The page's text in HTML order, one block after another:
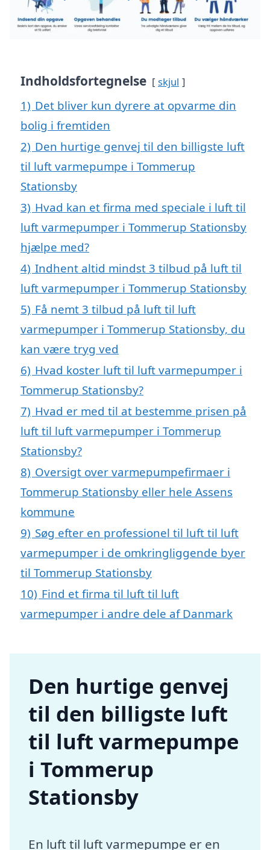
Indholdsfortegnelse skjul
1) Det bliver kun dyrere at opvarme din
bolig i fremtiden
2) Den hurtige genvej til den billigste luft
til luft varmepumpe i Tommerup
Stationsby
3) Hvad kan et firma med speciale i luft til
luft varmepumper i Tommerup Stationsby
hjælpe med?
4) Indhent altid mindst 3 tilbud på luft til
luft varmepumper i Tommerup Stationsby
5) Få nemt 3 tilbud på luft til luft
varmepumper i Tommerup Stationsby, du
kan være tryg ved
6) Hvad koster luft til luft varmepumper i
Tommerup Stationsby?
7) Hvad er med til at bestemme prisen på
luft til luft varmepumper i Tommerup
Stationsby?
8) Oversigt over varmepumpefirmaer i
Tommerup Stationsby eller hele Assens
kommune
9) Søg efter en professionel til luft til luft
varmepumper i de omkringliggende byer
til Tommerup Stationsby
10) Find et firma til luft til luft
varmepumper i andre dele af Danmark
Den hurtige genvej
til den billigste luft
til luft varmepumpe
i Tommerup
Stationsby
En luft til luft varmepumpe er en